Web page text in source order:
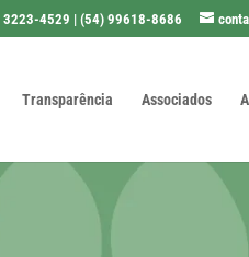
3223-4529 | (54) 99618-8686
Transparência Associados